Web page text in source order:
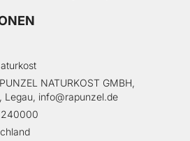
NATURKOST GMBH,
Legau, info@rapunzel.de